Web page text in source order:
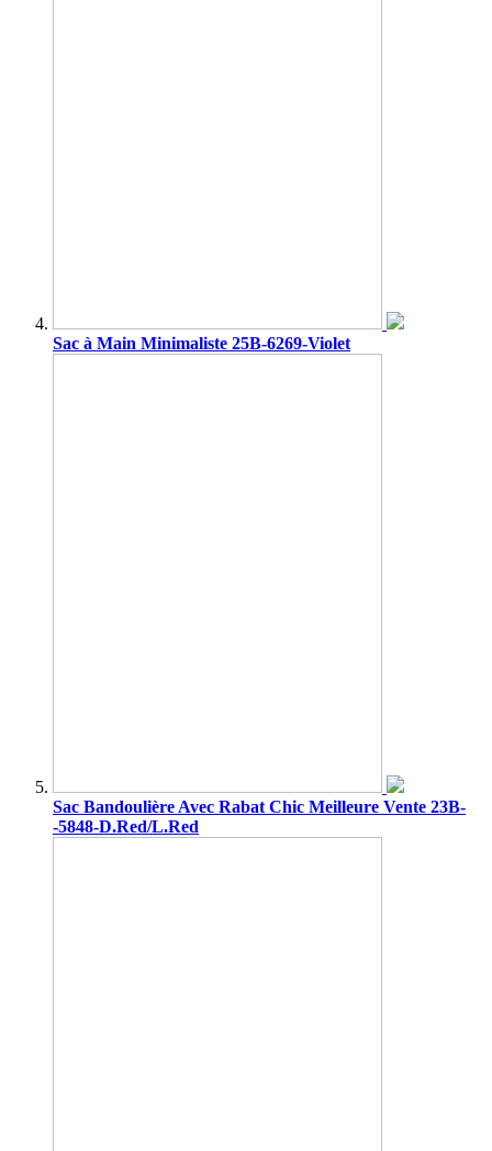
Sac à Main Minimaliste 25B-6269-Violet
Sac Bandoulière Avec Rabat Chic Meilleure Vente 23B-
-5848-D.Red/L.Red